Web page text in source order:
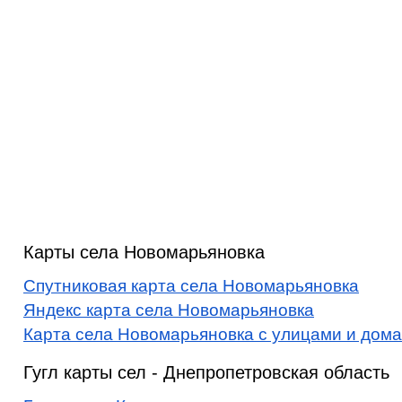
Карты села Новомарьяновка
Спутниковая карта села Новомарьяновка
Яндекс карта села Новомарьяновка
Карта села Новомарьяновка с улицами и
Гугл карты сел - Днепропетровская область